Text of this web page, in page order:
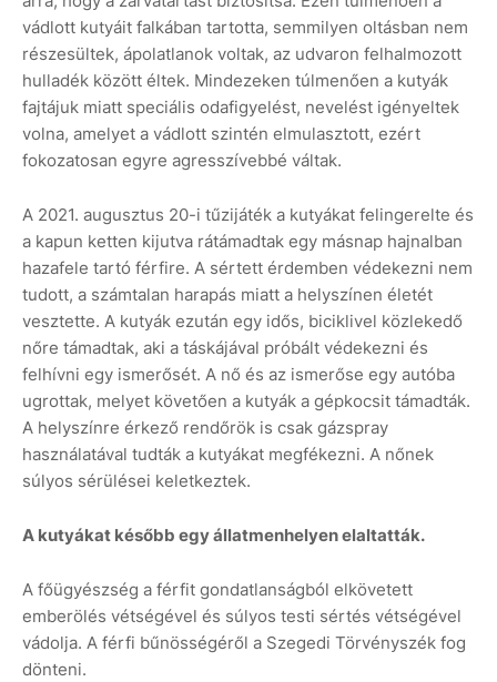
vádlott kutyáit falkában tartotta, semmilyen oltásban nem
részesültek, ápolatlanok voltak, az udvaron felhalmozott
hulladék között éltek. Mindezeken túlmenően a kutyák
fajtájuk miatt speciális odafigyelést, nevelést igényeltek
volna, amelyet a vádlott szintén elmulasztott, ezért
fokozatosan egyre agresszívebbé váltak.
A 2021. augusztus 20-i tűzijáték a kutyákat felingerelte és
a kapun ketten kijutva rátámadtak egy másnap hajnalban
hazafele tartó férfire. A sértett érdemben védekezni nem
tudott, a számtalan harapás miatt a helyszínen életét
vesztette. A kutyák ezután egy idős, biciklivel közlekedő
nőre támadtak, aki a táskájával próbált védekezni és
felhívni egy ismerősét. A nő és az ismerőse egy autóba
ugrottak, melyet követően a kutyák a gépkocsit támadták.
A helyszínre érkező rendőrök is csak gázspray
használatával tudták a kutyákat megfékezni. A nőnek
súlyos sérülései keletkeztek.
A kutyákat később egy állatmenhelyen elaltatták.
A főügyészség a férfit gondatlanságból elkövetett
emberölés vétségével és súlyos testi sértés vétségével
vádolja. A férfi bűnösségéről a Szegedi Törvényszék fog
dönteni.